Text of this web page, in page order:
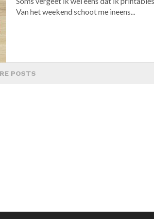
Van het weekend schoot me ineens...
POSTS